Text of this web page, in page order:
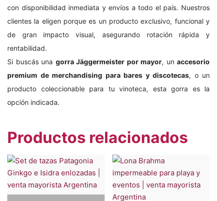
con disponibilidad inmediata y envíos a todo el país. Nuestros
clientes la eligen porque es un producto exclusivo, funcional y
de gran impacto visual, asegurando rotación rápida y
rentabilidad.
Si buscás una gorra Jäggermeister por mayor, un accesorio
premium de merchandising para bares y discotecas, o un
producto coleccionable para tu vinoteca, esta gorra es la
opción indicada.
Productos relacionados